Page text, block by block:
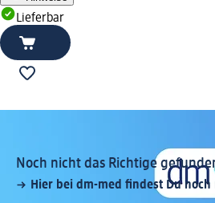
Lieferbar
Noch nicht das Richtige
Hier bei dm-med findest Du